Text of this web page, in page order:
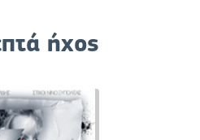
ήχος